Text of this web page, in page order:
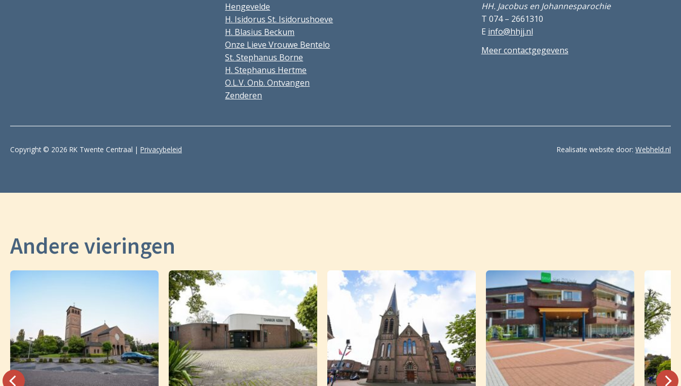
Hengevelde
H. Isidorus St. Isidorushoeve
H. Blasius Beckum
Onze Lieve Vrouwe Bentelo
St. Stephanus Borne
H. Stephanus Hertme
O.L.V. Onb. Ontvangen
Zenderen
HH. Jacobus en Johannesparochie
T 074 – 2661310
E info@hhjj.nl
Meer contactgegevens
Copyright © 2026 RK Twente Centraal | Privacybeleid Realisatie website door: Webheld.nl
Andere vieringen